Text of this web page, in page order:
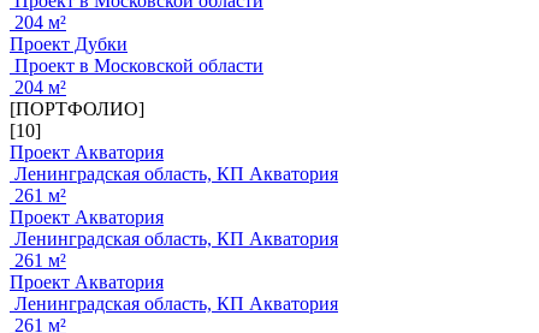
204 м²
Проект Дубки
Проект в Московской области
204 м²
[ПОРТФОЛИО]
[10]
Проект Акватория
Ленинградская область, КП Акватория
261 м²
Проект Акватория
Ленинградская область, КП Акватория
261 м²
Проект Акватория
Ленинградская область, КП Акватория
261 м²